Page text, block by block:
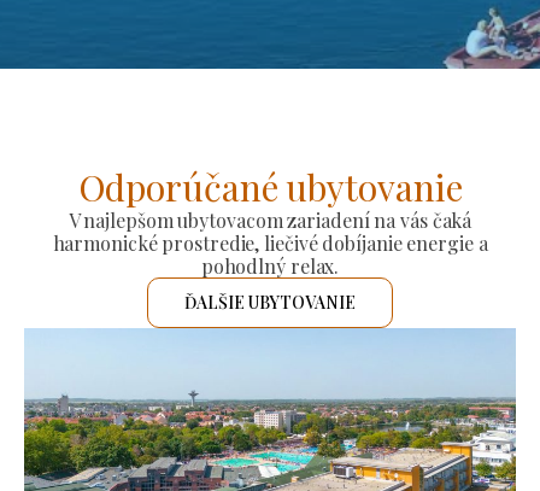
Odporúčané ubytovanie
V najlepšom ubytovacom zariadení na vás čaká
harmonické prostredie, liečivé dobíjanie energie a
pohodlný relax.
ĎALŠIE UBYTOVANIE